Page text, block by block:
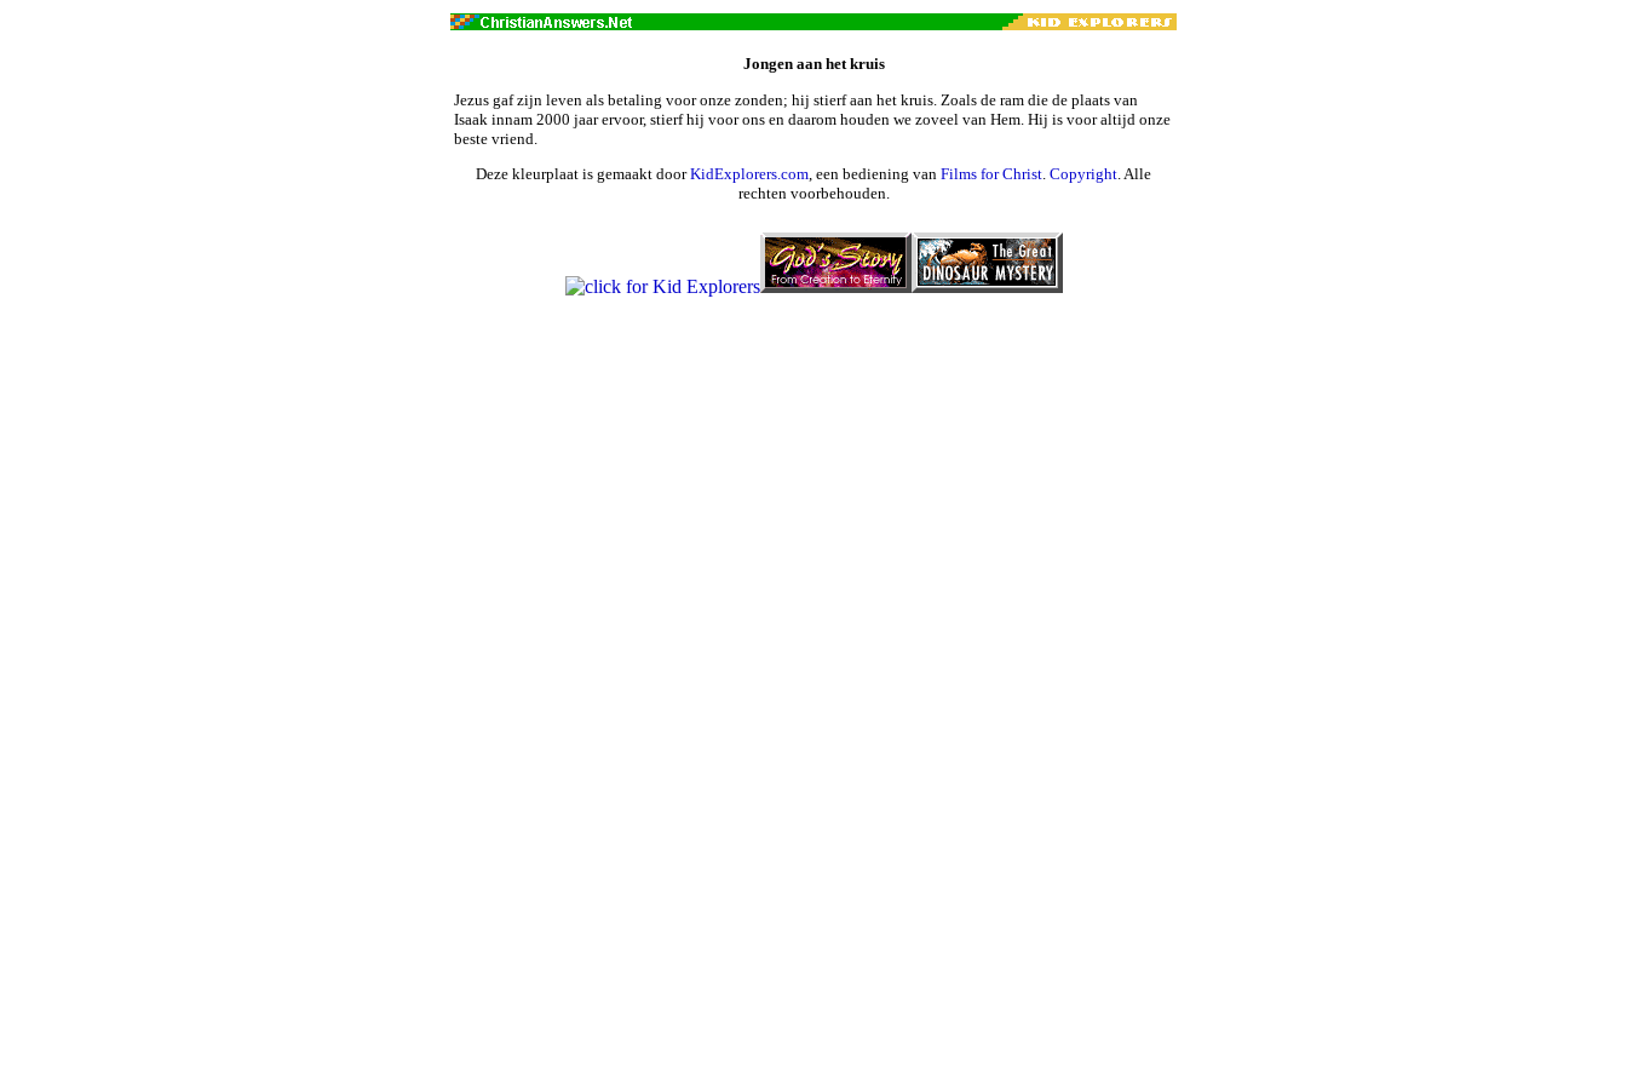
Jongen aan het kruis
Jezus gaf zijn leven als betaling voor onze zonden; hij stierf aan het kruis. Zoals de ram die de plaats van
Isaak innam 2000 jaar ervoor, stierf hij voor ons en daarom houden we zoveel van Hem. Hij is voor altijd onze
beste vriend.
Deze kleurplaat is gemaakt doorKidExplorers.com , een bediening van Films for Christ Copyright . Alle
rechten voorbehouden.